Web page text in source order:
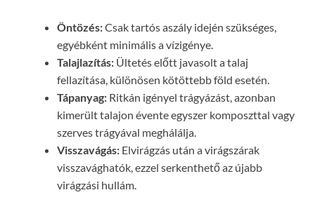
Öntözés:Csak tartós aszály idején szükséges,
egyébként minimális a vízigénye.
Talajlazítás: Ültetés előtt javasolt a talaj
fellazítása, különösen kötöttebb föld esetén.
Tápanyag: Ritkán igényel trágyázást, azonban
kimerült talajon évente egyszer komposzttal vagy
szerves trágyával meghálálja.
Visszavágás: Elvirágzás után a virágszárak
visszavághatók, ezzel serkenthető az újabb
virágzási hullám.